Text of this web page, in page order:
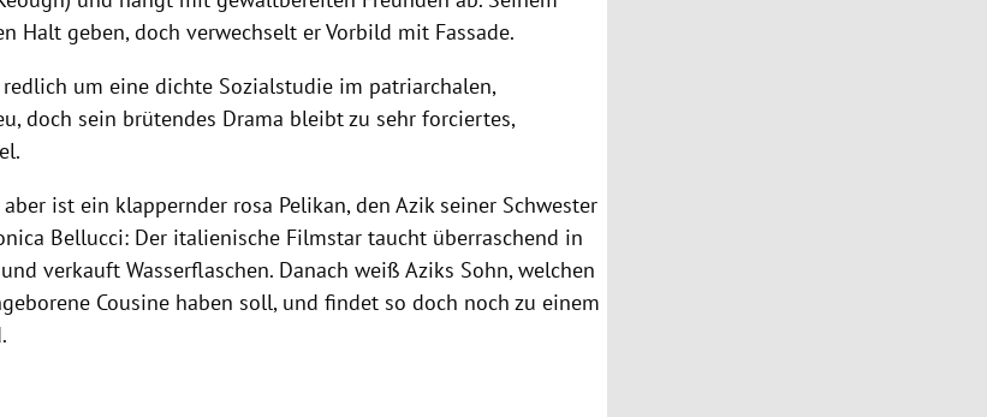
Halt geben, doch verwechselt er Vorbild mit Fassade.
um eine dichte Sozialstudie im patriarchalen,
doch sein brütendes Drama bleibt zu sehr forciertes,
ist ein klappernder rosa Pelikan, den Azik seiner Schwester
Bellucci: Der italienische Filmstar taucht überraschend in
verkauft Wasserflaschen. Danach weiß Aziks Sohn, welchen
Cousine haben soll, und findet so doch noch zu einem